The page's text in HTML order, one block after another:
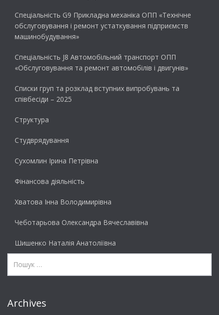
Спеціальність G9 Прикладна механіка ОПП «Технічне
обслуговування і ремонт устаткування підприємств
машинобудування»
Спеціальність J8 Автомобільний транспорт ОПП
«Обслуговування та ремонт автомобілів і двигунів»
Списки груп та розклад вступних випробувань та
співбесіди – 2025
Структура
Студврядування
Сухомлин Ірина Петрівна
Фінансова діяльність
Хватова Інна Володимирівна
Чеботарьова Олександра Вячеславівна
Шишенко Наталія Анатоліївна
Archives